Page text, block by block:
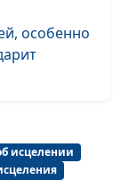
#81
особенно
исцелении